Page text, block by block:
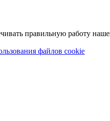
правильную работу
файлов cookie